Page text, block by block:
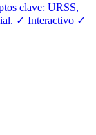
clave: URSS,
✓ Interactivo ✓